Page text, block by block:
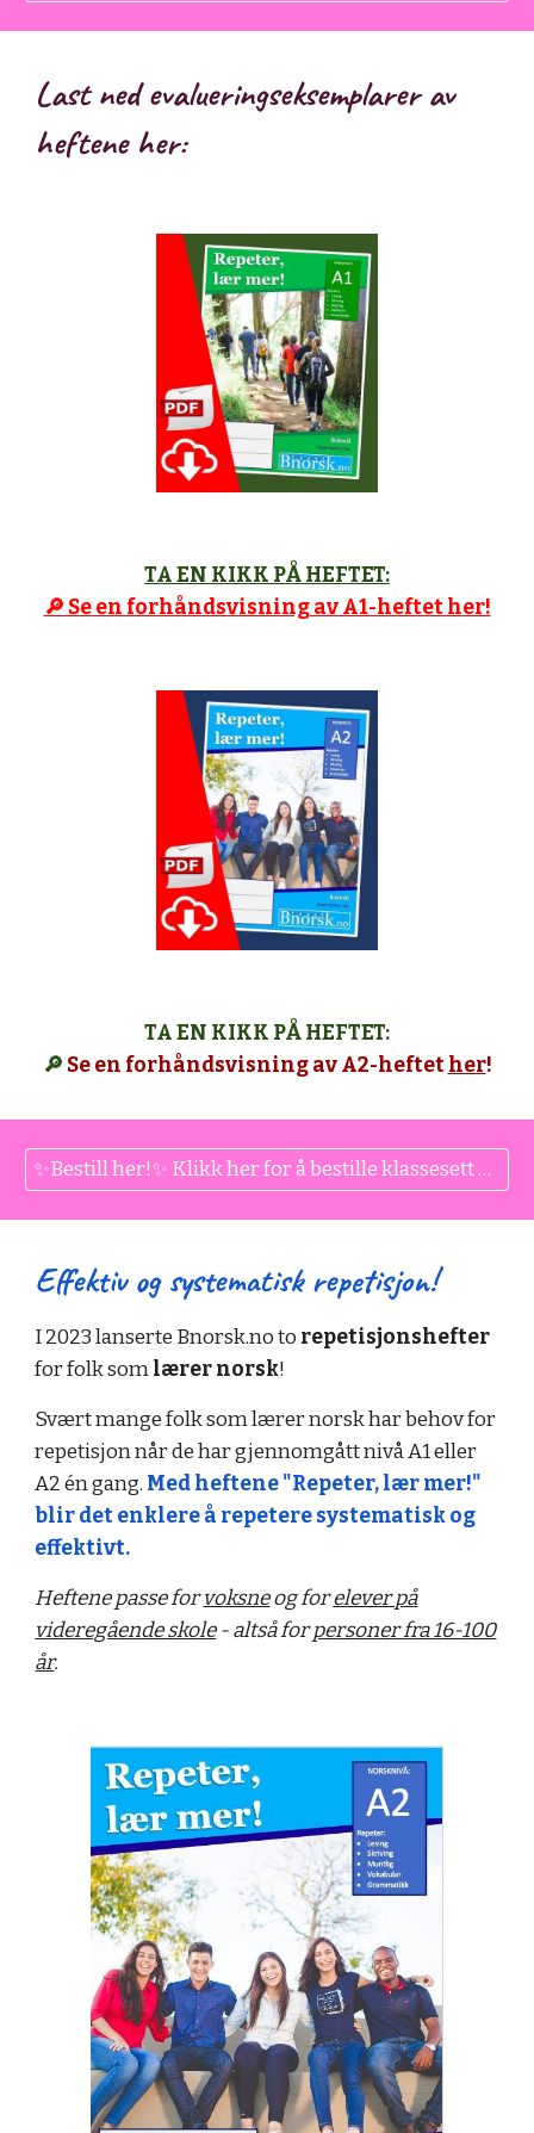
Last ned evalueringseksemplarer av
heftene her:
TA EN KIKK PÅ HEFTET:
🔎 Se en forhåndsvisning av A1-heftet her!
TA EN KIKK PÅ HEFTET:
🔎 Se en forhåndsvisning av A2-heftether!
✨Bestill her!✨ Klikk her for å bestille klassesett på bokmål til din skole.
Effektiv og systematisk repetisjon!
I 2023 lanserte Bnorsk.no to repetisjonshefter
for folk somlærer norsk!
Svært mange folk som lærer norsk har behov for
repetisjon når de har gjennomgått nivå A1 eller
A2 én gang. Med heftene "Repeter, lær mer!"
blir det enklere å repetere systematisk og
effektivt.
Heftene passe forvoksneog forelever på
videregående skole - altså forpersoner fra 16-100
år.